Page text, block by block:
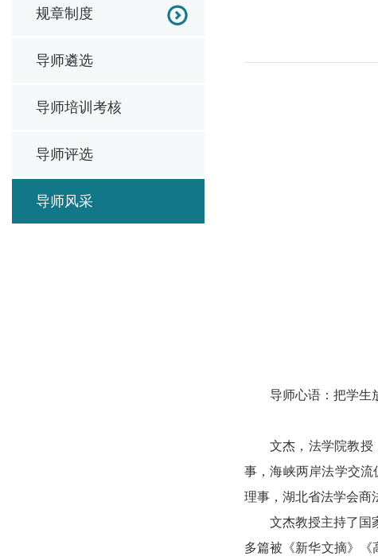
规章制度
导师遴选
导师培训考核
导师评选
导师风采
导师心语：把学生
文杰，法学院教授
事，海峡两岸法学交
理事，湖北省法学会商
文杰教授主持了国
多篇被《新华文摘》